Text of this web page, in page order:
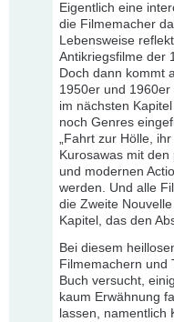
Eigentlich eine
die Filmemacher
Lebensweise
Antikriegsfilme der
Doch dann kommt
1950er und 1960er
im nächsten
noch Genres
„Fahrt zur Hölle,
Kurosawas mit
und modernen
werden. Und alle
die Zweite
Kapitel, das den
Bei diesem
Filmemachern und
Buch versucht,
kaum Erwähnung
lassen, namentlich